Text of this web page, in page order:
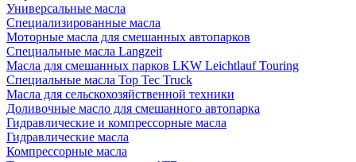
Универсальные масла
Специализированные масла
Моторные масла для смешанных автопарков
Специальные масла Langzeit
Масла для смешанных парков LKW Leichtlauf Touring
Специальные масла Top Tec Truck
Масла для сельскохозяйственной техники
Доливочные масло для смешанного автопарка
Гидравлические и компрессорные масла
Гидравлические масла
Компрессорные масла